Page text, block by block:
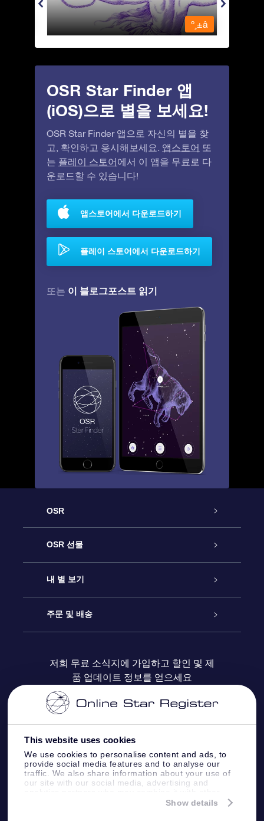
This website uses cookies
We use cookies to personalise content and ads, to
provide social media features and to analyse our
traffic. We also share information about your use of
our site with our social media, advertising and
information that you’ve provided to them or that
Show details
º¸±â
OSR Star Finder 앱
(iOS)으로 별을 보세요!
OSR Star Finder 앱으로 자신의 별을 찾
고, 확인하고 응시해보세요. 앱스토어 또
는 플레이 스토어에서 이 앱을 무료로 다
운로드할 수 있습니다!
앱스토어에서 다운로드하기
플레이 스토어에서 다운로드하기
또는 이 블로그포스트 읽기
OSR
고객 서비스
연락처
블로그
OSR 선물
온라인 별 선물
OSR 선물 팩
OSR 상품권
기업 선물
내 별 보기
Star Register
맞춤 별 페이지
One Million Stars
Fly me to the stars VR 앱
주문 및 배송
결제 정보
배송 정보
환불 정책
별자리
저희 무료 소식지에 가입하고 할인 및 제
품 업데이트 정보를 얻으세요